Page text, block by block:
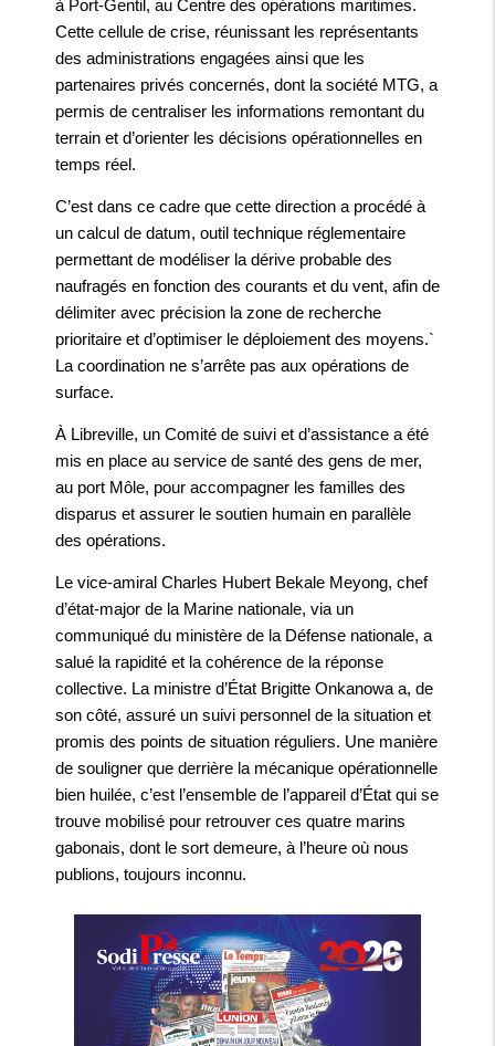
à Port-Gentil, au Centre des opérations maritimes.
Cette cellule de crise, réunissant les représentants
des administrations engagées ainsi que les
partenaires privés concernés, dont la société MTG, a
permis de centraliser les informations remontant du
terrain et d’orienter les décisions opérationnelles en
temps réel.
C’est dans ce cadre que cette direction a procédé à
un calcul de datum, outil technique réglementaire
permettant de modéliser la dérive probable des
naufragés en fonction des courants et du vent, afin de
délimiter avec précision la zone de recherche
prioritaire et d’optimiser le déploiement des moyens.`
La coordination ne s’arrête pas aux opérations de
surface.
À Libreville, un Comité de suivi et d’assistance a été
mis en place au service de santé des gens de mer,
au port Môle, pour accompagner les familles des
disparus et assurer le soutien humain en parallèle
des opérations.
Le vice-amiral Charles Hubert Bekale Meyong, chef
d’état-major de la Marine nationale, via un
communiqué du ministère de la Défense nationale, a
salué la rapidité et la cohérence de la réponse
collective. La ministre d’État Brigitte Onkanowa a, de
son côté, assuré un suivi personnel de la situation et
promis des points de situation réguliers. Une manière
de souligner que derrière la mécanique opérationnelle
bien huilée, c’est l’ensemble de l’appareil d’État qui se
trouve mobilisé pour retrouver ces quatre marins
gabonais, dont le sort demeure, à l’heure où nous
publions, toujours inconnu.